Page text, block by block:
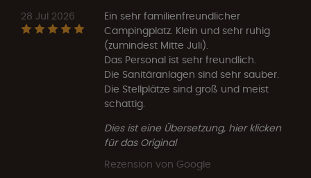
28 Jul 2026
Ein sehr familienfreundlicher
Campingplatz. Klein und sehr ruhig
(zumindest Mitte Juli).
Das Personal ist sehr freundlich.
Die Sanitäranlagen sind sehr sauber.
Die Stellplätze sind groß und meist
schattig.
Dies ist eine Übersetzung, hier klicken
für das Original
Rezension von Google